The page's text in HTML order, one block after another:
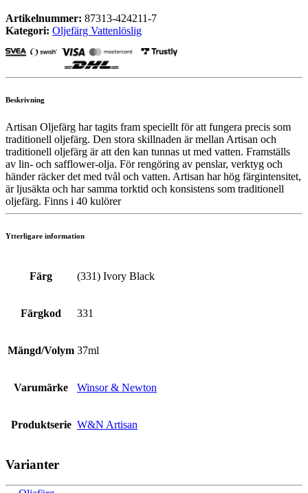
Artikelnummer: 87313-424211-7
Kategori: Oljefärg Vattenlöslig
Beskrivning
Artisan Oljefärg har tagits fram speciellt för att fungera precis som
traditionell oljefärg. Den stora skillnaden är mellan Artisan och
traditionell oljefärg är att den kan tunnas ut med vatten. Framställs
av lin- och safflower-olja. För rengöring av penslar, verktyg och
händer räcker det med tvål och vatten. Artisan har hög färgintensitet,
är ljusäkta och har samma torktid och konsistens som traditionell
oljefärg. Finns i 40 kulörer
Ytterligare information
Färg (331) Ivory Black
Färgkod 331
Mängd/Volym 37ml
Varumärke Winsor & Newton
Produktserie W&N Artisan
Varianter